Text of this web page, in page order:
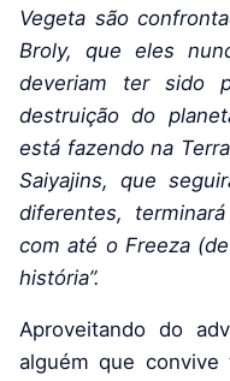
Vegeta são
Broly, que eles
deveriam ter sido
destruição do
está fazendo na
Saiyajins, que
diferentes,
com até o Freeza
história”.
Aproveitando do
alguém que